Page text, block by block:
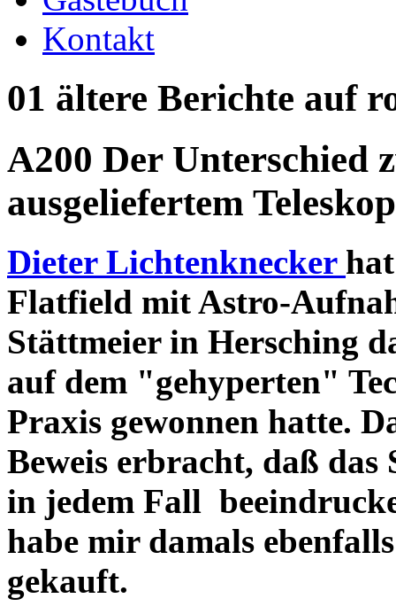
Kontakt
01 ältere Berichte auf
A200 Der Unterschied
ausgeliefertem
Dieter Lichtenknecker
Flatfield mit Astro-
Stättmeier in Hersching
auf dem "gehyperten"
Praxis gewonnen hatte.
Beweis erbracht, daß das
in jedem Fall
habe mir damals
gekauft.